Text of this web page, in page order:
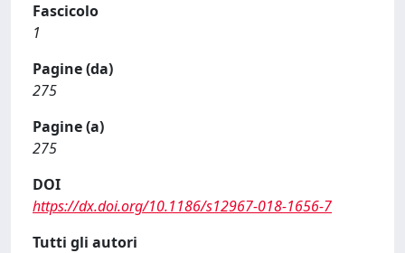
Fascicolo
1
Pagine (da)
275
Pagine (a)
275
DOI
https://dx.doi.org/10.1186/s12967-018-1656-7
Tutti gli autori